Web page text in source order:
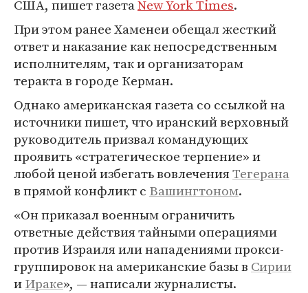
США, пишет газетаNew York Times.
При этом ранее Хаменеи обещал жесткий
ответ и наказание как непосредственным
исполнителям, так и организаторам
теракта в городе Керман.
Однако американская газета со ссылкой на
источники пишет, что иранский верховный
руководитель призвал командующих
проявить «стратегическое терпение» и
любой ценой избегать вовлеченияТегерана
в прямой конфликт с Вашингтоном.
«Он приказал военным ограничить
ответные действия тайными операциями
против Израиля или нападениями прокси-
группировок на американские базы в Сирии
иИраке», — написали журналисты.